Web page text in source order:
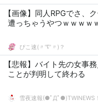
【画像】同人RPGでさ、
遭っちゃうやつｗｗｗｗ
ぴこ速(〃'∇'〃)？
【悲報】バイト先の女事
ことが判明して終わる
雪夜速報(●ﾟДﾟ●)TWINEWS！